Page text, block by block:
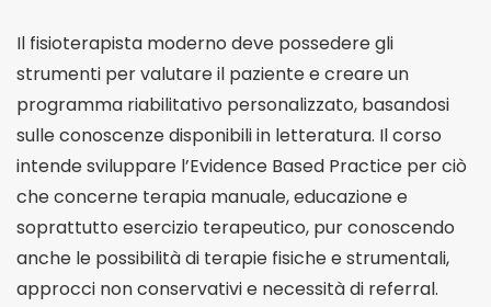
Il fisioterapista moderno deve possedere gli
strumenti per valutare il paziente e creare un
programma riabilitativo personalizzato, basandosi
sulle conoscenze disponibili in letteratura. Il corso
intende sviluppare l’Evidence Based Practice per ciò
che concerne terapia manuale, educazione e
soprattutto esercizio terapeutico, pur conoscendo
anche le possibilità di terapie fisiche e strumentali,
approcci non conservativi e necessità di referral.